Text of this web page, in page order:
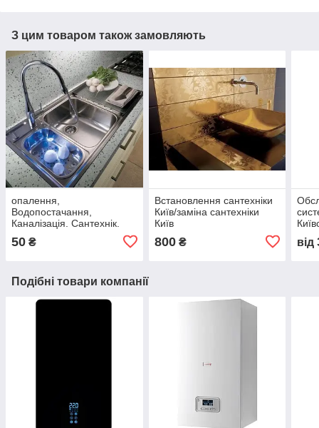
З цим товаром також замовляють
опалення,
Водопостачання,
Каналізація. Сантехнік.
50 ₴
Встановлення сантехніки
Київ/заміна сантехніки
Київ
800₴ від
Подібні товари компанії